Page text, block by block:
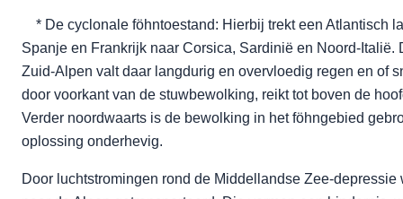
* De cyclonale föhntoestand: Hierbij trekt een Atlantisch
Spanje en Frankrijk naar Corsica, Sardinië en Noord-Italië.
Zuid-Alpen valt daar langdurig en overvloedig regen en of
door voorkant van de stuwbewolking, reikt tot boven de
Verder noordwaarts is de bewolking in het föhngebied
oplossing onderhevig.
Door luchtstromingen rond de Middellandse Zee-depressie